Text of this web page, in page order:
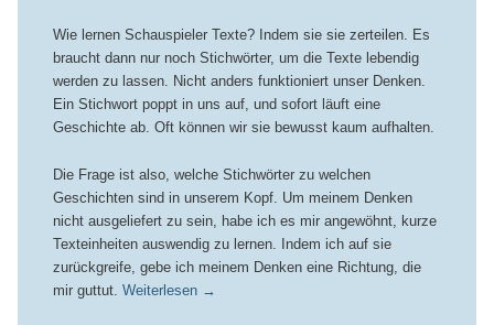
Wie lernen Schauspieler Texte? Indem sie sie zerteilen. Es
braucht dann nur noch Stichwörter, um die Texte lebendig
werden zu lassen. Nicht anders funktioniert unser Denken.
Ein Stichwort poppt in uns auf, und sofort läuft eine
Geschichte ab. Oft können wir sie bewusst kaum aufhalten.
Die Frage ist also, welche Stichwörter zu welchen
Geschichten sind in unserem Kopf. Um meinem Denken
nicht ausgeliefert zu sein, habe ich es mir angewöhnt, kurze
Texteinheiten auswendig zu lernen. Indem ich auf sie
zurückgreife, gebe ich meinem Denken eine Richtung, die
mir guttut. Weiterlesen →